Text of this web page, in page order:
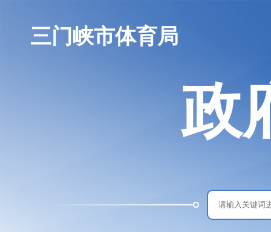
三门峡市体育局
政